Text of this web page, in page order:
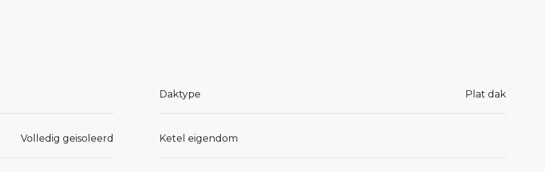
Daktype Plat dak
Volledig geisoleerd Ketel eigendom